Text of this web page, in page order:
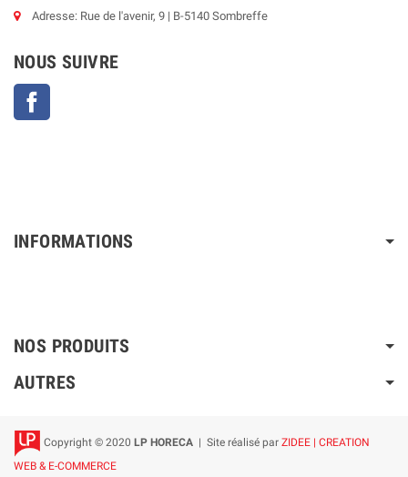
Adresse: Rue de l'avenir, 9 | B-5140 Sombreffe
NOUS SUIVRE
INFORMATIONS
NOS PRODUITS
AUTRES
Copyright © 2020 LP HORECA | Site réalisé par ZIDEE | CREATION
WEB & E-COMMERCE